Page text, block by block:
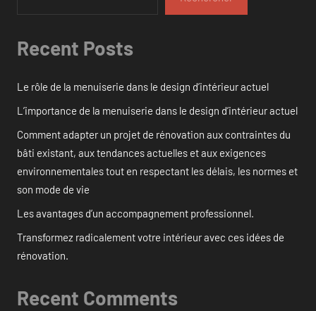
Recent Posts
Le rôle de la menuiserie dans le design d’intérieur actuel
L’importance de la menuiserie dans le design d’intérieur actuel
Comment adapter un projet de rénovation aux contraintes du
bâti existant, aux tendances actuelles et aux exigences
environnementales tout en respectant les délais, les normes et
son mode de vie
Les avantages d’un accompagnement professionnel.
Transformez radicalement votre intérieur avec ces idées de
rénovation.
Recent Comments